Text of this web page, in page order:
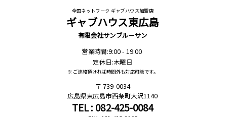
全国ネットワーク ギャブハウス加盟店
ギャブハウス東広島
有限会社サンブルーサン
営業時間:9:00 - 19:00
定休日:木曜日
※ ご連絡頂ければ時間外も対応可能です。
739-0034
広島県東広島市西条町大沢1140
TEL : 082-425-0084